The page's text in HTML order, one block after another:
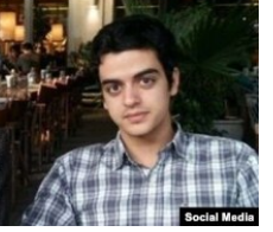
فرهنگ و زندگی
حقوق شهروندی
اقتصادی
علم و فناوری
اسرائیل در جنگ
مستندها
انتخابات ریاست جمهوری آمریکا ۲۰۲۴
حمله جمهوری اسلامی به
رمز مهسا
ورزش زنان در ایران
دنبال کنید
زبانهای مختلف